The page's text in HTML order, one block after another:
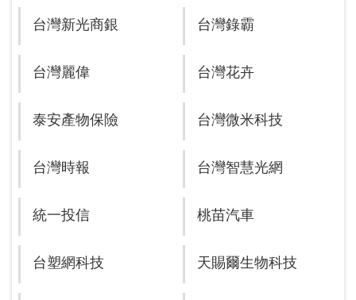
台灣新光商銀 台灣錄霸
台灣麗偉 台灣花卉
泰安產物保險 台灣微米科技
台灣時報 台灣智慧光網
統一投信 桃苗汽車
台塑網科技 天賜爾生物科技